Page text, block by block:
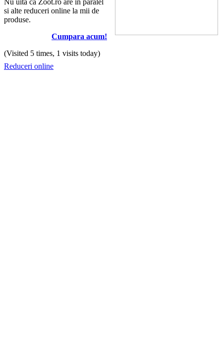
si alte reduceri online la mii de
produse.
Cumpara acum!
(Visited 5 times, 1 visits today)
Reduceri online